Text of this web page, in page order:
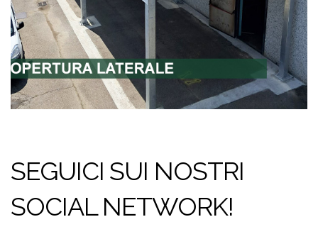
SEGUICI SUI NOSTRI
SOCIAL NETWORK!